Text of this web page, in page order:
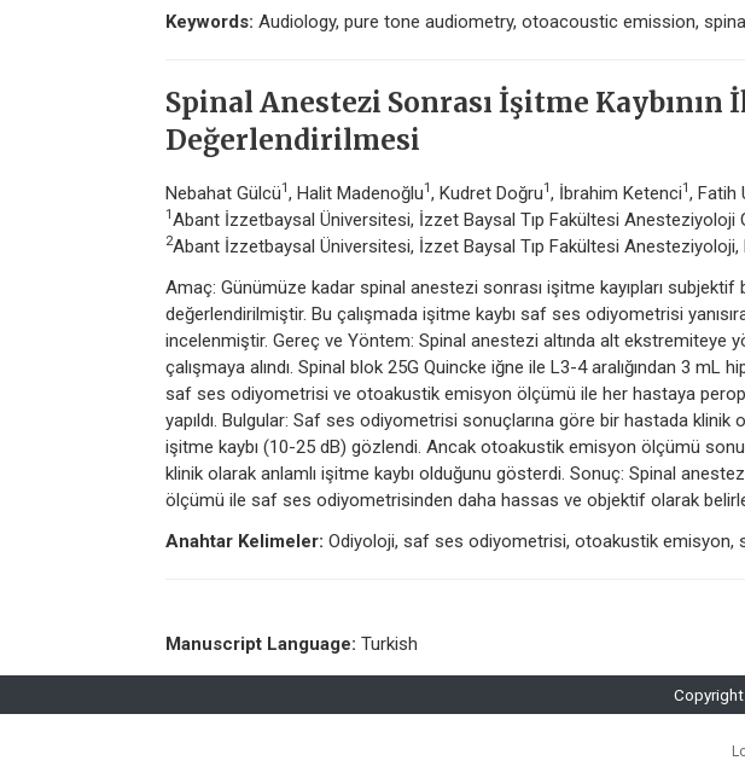
Keywords: Audiology, pure tone audiometry, otoacoustic emission,
Spinal Anestezi Sonrası İşitme
Değerlendirilmesi
Nebahat Gülcü1 , Halit Madenoğlu1 , Kudret Doğru1 , İbrahim Ketenci1 , Fatih
1 Abant İzzetbaysal Üniversitesi, İzzet Baysal Tıp Fakültesi Anesteziyoloji
2Abant İzzetbaysal Üniversitesi, İzzet Baysal Tıp Fakültesi Anesteziyoloji,
Amaç: Günümüze kadar spinal anestezi sonrası işitme kayıpları
değerlendirilmiştir. Bu çalışmada işitme kaybı saf ses odiyometrisi
incelenmiştir. Gereç ve Yöntem: Spinal anestezi altında alt ekstremiteye
çalışmaya alındı. Spinal blok 25G Quincke iğne ile L3-4 aralığından 3 mL
saf ses odiyometrisi ve otoakustik emisyon ölçümü ile her hastaya
yapıldı. Bulgular: Saf ses odiyometrisi sonuçlarına göre bir hastada klinik
işitme kaybı (10-25 dB) gözlendi. Ancak otoakustik emisyon ölçümü
klinik olarak anlamlı işitme kaybı olduğunu gösterdi. Sonuç: Spinal
ölçümü ile saf ses odiyometrisinden daha hassas ve objektif olarak
Anahtar Kelimeler: Odiyoloji, saf ses odiyometrisi, otoakustik emisyon,
Manuscript Language: Turkish